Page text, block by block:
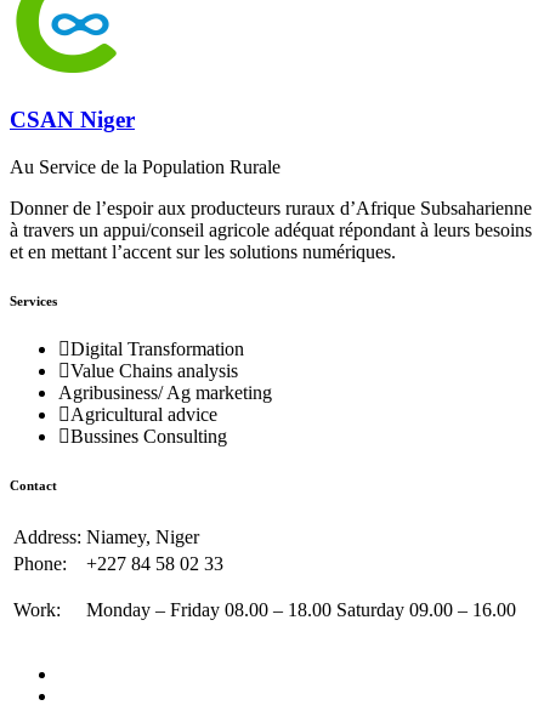
CSAN Niger
Au Service de la Population Rurale
Donner de l’espoir aux producteurs ruraux d’Afrique Subsaharienne
à travers un appui/conseil agricole adéquat répondant à leurs besoins
et en mettant l’accent sur les solutions numériques.
Services
Digital Transformation
Value Chains analysis
Agribusiness/ Ag marketing
Agricultural advice
Bussines Consulting
Contact
Address: Niamey, Niger
Phone:
+227 84 58 02 33
Work: Monday – Friday 08.00 – 18.00 Saturday 09.00 – 16.00